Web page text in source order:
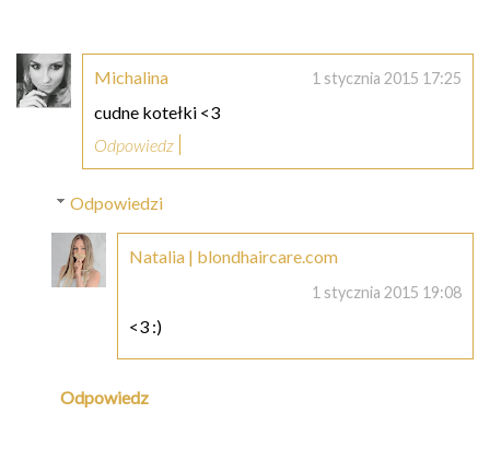
Michalina 1 stycznia 2015 17:25
cudne kotełki <3
Odpowiedz
Odpowiedzi
Natalia | blondhaircare.com
1 stycznia 2015 19:08
<3 :)
Odpowiedz